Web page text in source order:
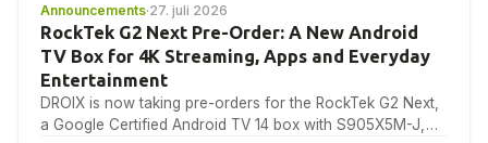
Announcements·27. juli 2026
RockTek G2 Next Pre-Order: A New Android
TV Box for 4K Streaming, Apps and Everyday
Entertainment
DROIX is now taking pre-orders for the RockTek G2 Next,
a Google Certified Android TV 14 box with S905X5M-J,